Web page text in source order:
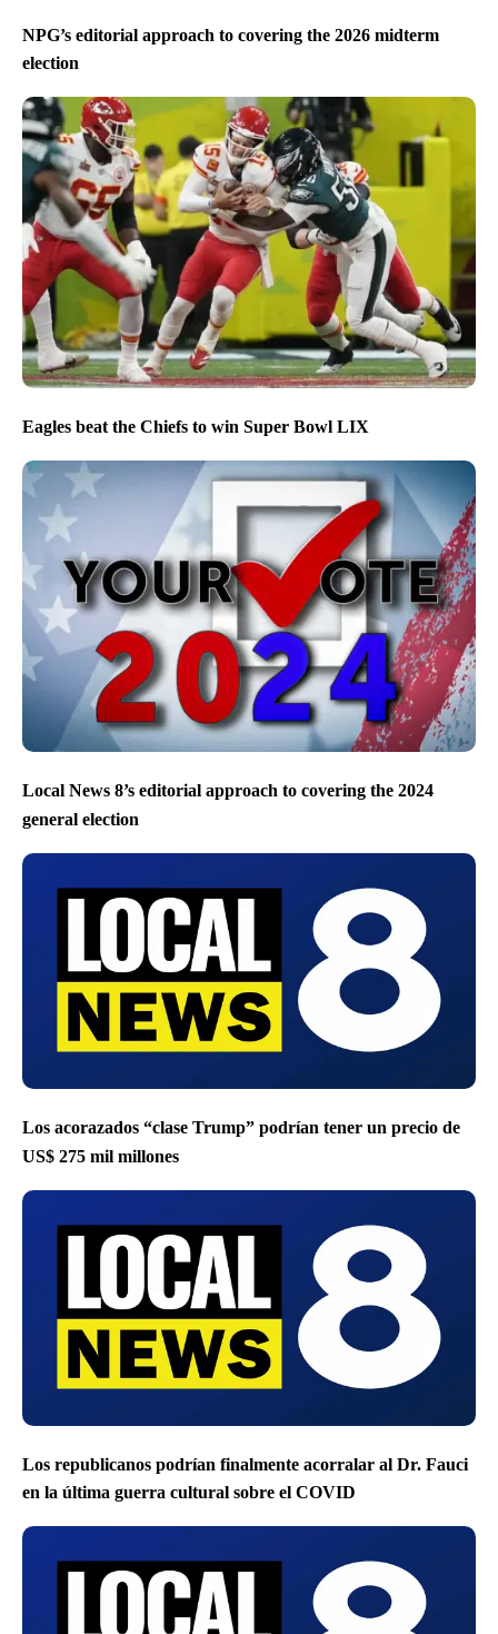
NPG’s editorial approach to covering the 2026 midterm
election
Eagles beat the Chiefs to win Super Bowl LIX
Local News 8’s editorial approach to covering the 2024
general election
Los acorazados “clase Trump” podrían tener un precio de
US$ 275 mil millones
Los republicanos podrían finalmente acorralar al Dr. Fauci
en la última guerra cultural sobre el COVID